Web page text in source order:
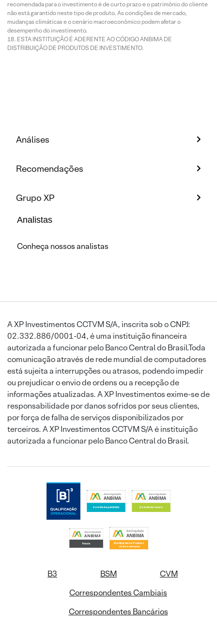
recomendada para o investimento é de curto prazo e o patrimônio do cliente
não está garantido neste tipo de produto. As condições de mercado,
mudanças climáticas e o cenário macroeconômico podem afetar o
desempenho do investimento.
ESTA INSTITUIÇÃO É ADERENTE AO CÓDIGO ANBIMA DE
DISTRIBUIÇÃO DE PRODUTOS DE INVESTIMENTO.
Análises
Recomendações
Grupo XP
Analistas
Conheça nossos analistas
A XP Investimentos CCTVM S/A, inscrita sob o CNPJ:
02.332.886/0001-04, é uma instituição financeira
autorizada a funcionar pelo Banco Central do Brasil.Toda
comunicação através de rede mundial de computadores
está sujeita a interrupções ou atrasos, podendo impedir
ou prejudicar o envio de ordens ou a recepção de
informações atualizadas. A XP Investimentos exime-se de
responsabilidade por danos sofridos por seus clientes,
por força de falha de serviços disponibilizados por
terceiros. A XP Investimentos CCTVM S/A é instituição
autorizada a funcionar pelo Banco Central do Brasil.
B3 BSM
CVM
Correspondentes Cambiais
Correspondentes Bancários